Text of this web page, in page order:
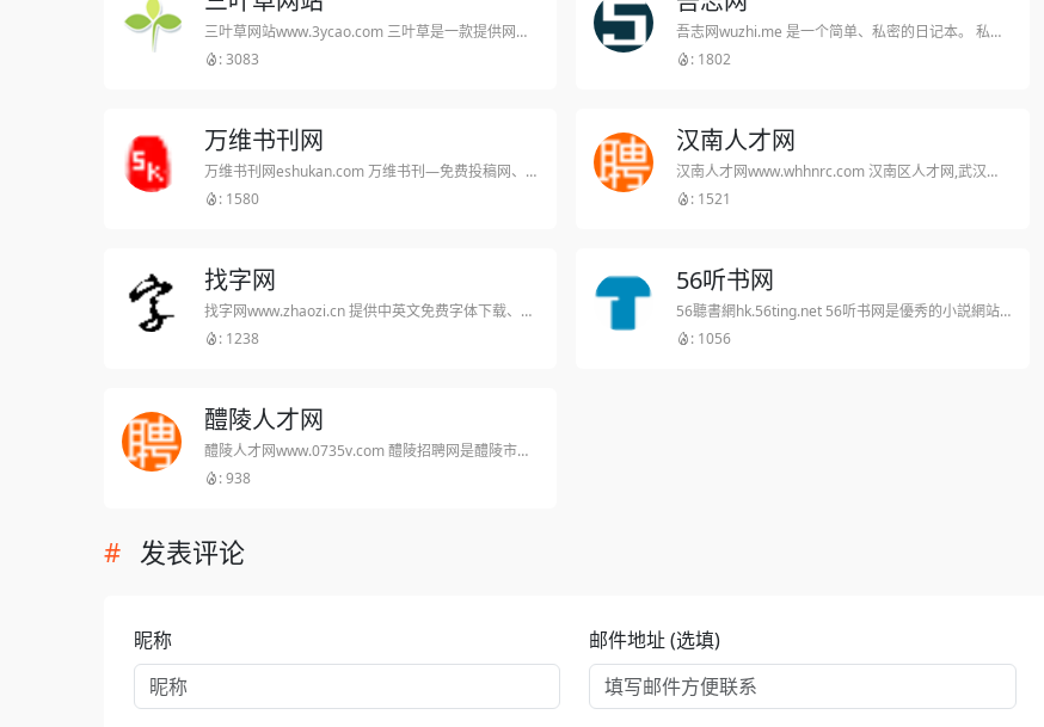
三叶草网站www.3ycao.com 三叶草是一款提供网站建设的源码,可以帮助用户快速搭建个性化的网站,满足各种不同需求的用户。三叶草专注于山东省高中信息技术学业水平考试，是有七年历史，众多信息教师参与的模拟系统。三叶草学考系统可以明显的提高学生的信息学考成绩
: 3083
吾志网wuzhi.me 是一个简单、私密的日记本。 私密:完全私密的个人空间,在这里你可以安心的记录最真实的自己。 简单:去繁就简,专注于提供简洁、纯粹的日记功能。
: 1802
万维书刊网
万维书刊网eshukan.com 万维书刊—免费投稿网、期刊大全、投稿地址大全，论文投稿发表更容易!
: 1580
汉南人才网
汉南人才网www.whhnrc.com 汉南区人才网,武汉市汉南区人才网,汉南人才市场,汉南区人才市场，武汉市汉南区人才市场
: 1521
找字网
找字网www.zhaozi.cn 提供中英文免费字体下载、手写字体下载、书法字体下载、艺术字体下载、手机字体下载预览服务！字体商用在线全自动授权！老牌专业字体市场、字体网站。
: 1238
56听书网
56聽書網hk.56ting.net 56听书网是優秀的小説網站，56聽書免費小説網提供精彩火爆小説排行榜在線閲讀及下載，56聽書無彈窗小説閲讀網擁有大量玄幻奇幻、遊戲競技、科幻靈異、都市青春、武俠仙俠、歷史軍事以及好看小説，歡迎網友閲讀和收藏。
: 1056
醴陵人才网
醴陵人才网www.0735v.com 醴陵招聘网是醴陵市人才招聘网站门户,发布醴陵人才市场、醴陵招聘会最新招聘信息,醴陵人事网,醴陵人力资源网招考信息等,醴陵招聘、醴陵就业、求职找工作上醴陵人才网.
: 938
发表评论
昵称 邮件地址 (选填)